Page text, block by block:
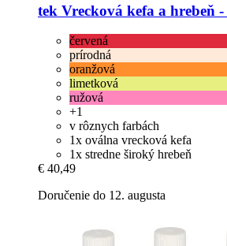
tek Vrecková kefa a hrebeň -​
červená
prírodná
oranžová
limetková
ružová
+1
v rôznych farbách
1x oválna vrecková kefa
1x stredne široký hrebeň
€ 40,49
Doručenie do 12. augusta